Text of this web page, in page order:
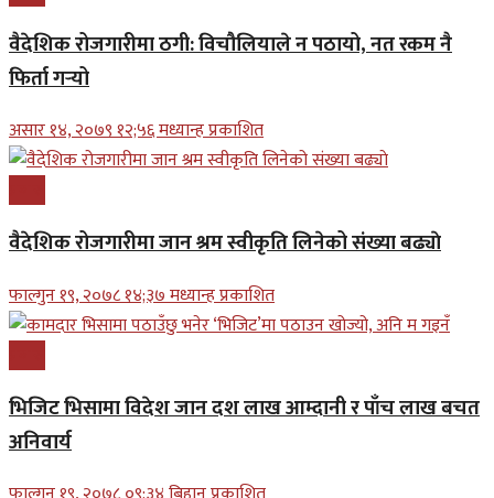
वैदेशिक रोजगारीमा ठगी: विचौलियाले न पठायो, नत रकम नै
फिर्ता गर्‍यो
असार १४, २०७९ १२;५६ मध्यान्ह प्रकाशित
वैदेशिक रोजगारीमा जान श्रम स्वीकृति लिनेको संख्या बढ्याे
फाल्गुन १९, २०७८ १४;३७ मध्यान्ह प्रकाशित
भिजिट भिसामा विदेश जान दश लाख आम्दानी र पाँच लाख बचत
अनिवार्य